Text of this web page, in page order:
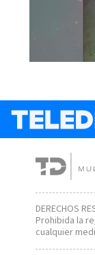
DERECHOS
Prohibida la
cualquier